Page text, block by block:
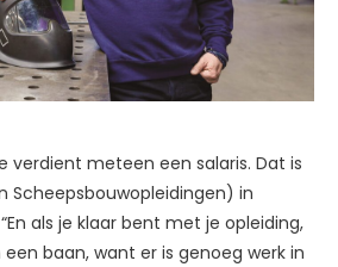
verdient meteen een salaris. Dat is
Scheepsbouwopleidingen) in
als je klaar bent met je opleiding,
baan, want er is genoeg werk in